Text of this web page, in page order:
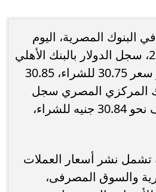
البنوك المصرية، اليوم
الخميس 12-10-2023، سجل الدولار بالبنك الأهلي
المصرى، وبنك مصر سعر 30.75 للشراء، 30.85
المركزي المصري سجل
متوسط سعر الصرف نحو 30.84 جنيه للشراء،
تشمل نشر أسعار العملات
والسوق المصرفى،